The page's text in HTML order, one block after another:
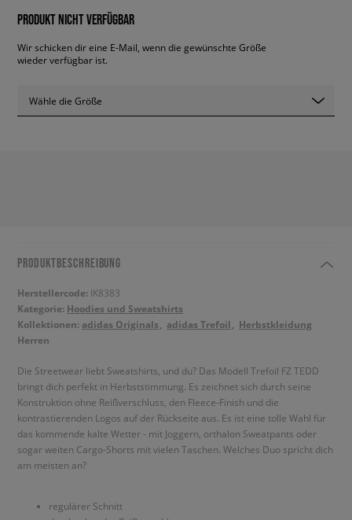
PRODUKT NICHT VERFÜGBAR
Wir schicken dir eine E-Mail, wenn die gewünschte Größe
wieder verfügbar ist.
Wähle die Größe
PRODUKTBESCHREIBUNG
Herstellercode: IK8383
Kategorie: Hoodies und Sweatshirts
Kollektionen: adidas Originals adidas Trefoil
Herbstkleidung
Herren
Die Streetwear liebt Sweatshirts, und du? Das Modell Trefoil FZ TEDD
bringt dich perfekt in Herbststimmung. Es zeichnet sich durch seine
Konstruktion ohne Reißverschluss, den Fleece-Finish und die
kontrastierenden Logos auf der Rückseite aus. Es ist eine tolle Wahl für
das kommende kalte Wetter - mit Joggern, orthalon Sweatpants oder
sogar weiten Cargo-Shorts mit vielen Taschen. Welches Duo spricht dich
am meisten an?
regulärer Schnitt